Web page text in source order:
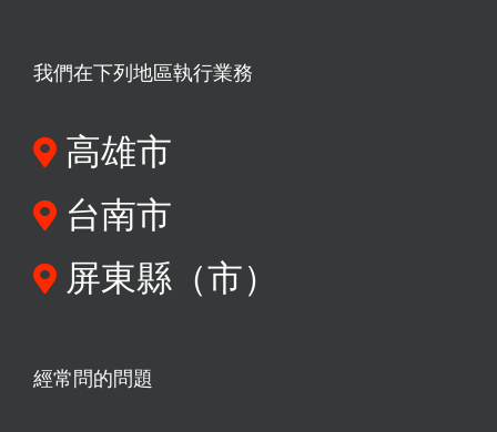
我們在下列地區執行業務
高雄市
台南市
屏東縣（市）
經常問的問題